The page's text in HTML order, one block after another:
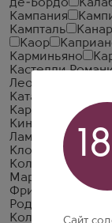
де-Бордо
Кампания
Кампталь
Каор
Карминьяно
Кастелли
Леон
Каталония
Картли
Кейп
Киндзмараули
Ламбре
Кло
Кло Сен-Дени
Колли Беричи
Мартани
Колли
Фриули
Колли
Роданьен
КоллинеСайт